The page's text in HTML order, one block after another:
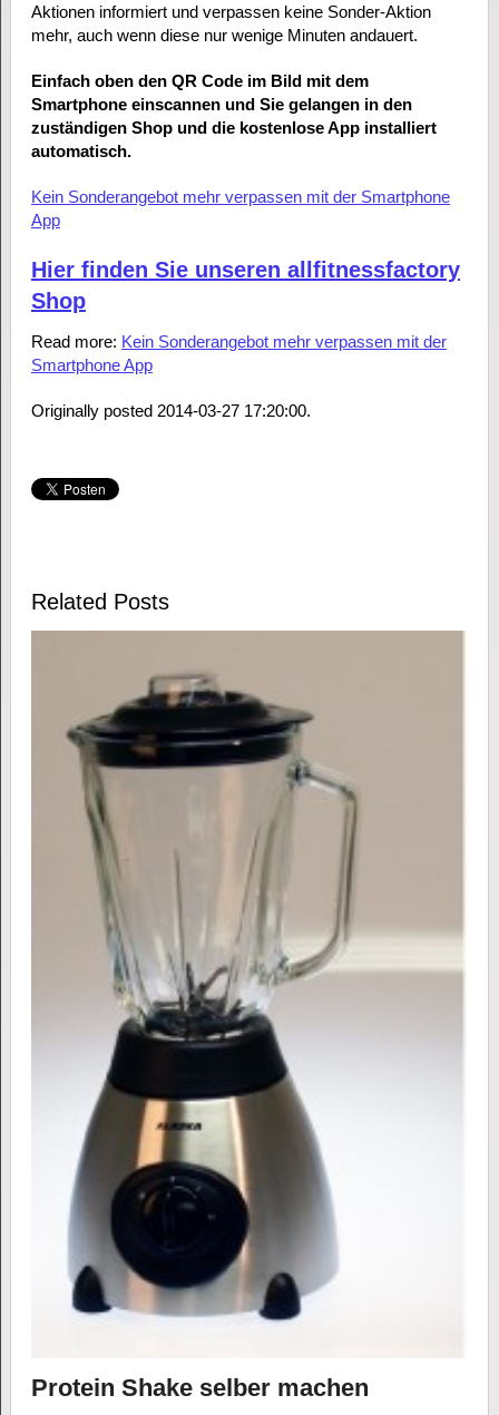
Aktionen informiert und verpassen keine Sonder-Aktion
mehr, auch wenn diese nur wenige Minuten andauert.
Einfach oben den QR Code im Bild mit dem
Smartphone einscannen und Sie gelangen in den
zuständigen Shop und die kostenlose App installiert
automatisch.
Kein Sonderangebot mehr verpassen mit der Smartphone
App
Hier finden Sie unseren allfitnessfactory
Shop
Read more: Kein Sonderangebot mehr verpassen mit der
Smartphone App
Originally posted 2014-03-27 17:20:00.
Related Posts
Protein Shake selber machen